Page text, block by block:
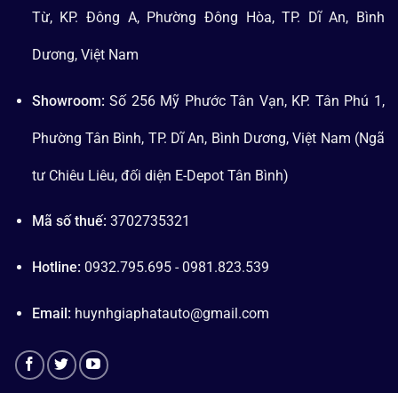
Từ, KP. Đông A, Phường Đông Hòa, TP. Dĩ An, Bình
Dương, Việt Nam
Showroom: Số 256 Mỹ Phước Tân Vạn, KP. Tân Phú 1,
Phường Tân Bình, TP. Dĩ An, Bình Dương, Việt Nam (Ngã
tư Chiêu Liêu, đối diện E-Depot Tân Bình)
Mã số thuế: 3702735321
Hotline: 0932.795.695 - 0981.823.539
Email: huynhgiaphatauto@gmail.com